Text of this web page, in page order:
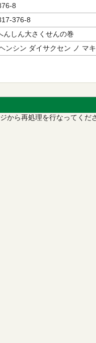
8
376-8
んしん大さくせんの巻
ンシン ダイサクセン ノ マキ
から再処理を行なってくだ